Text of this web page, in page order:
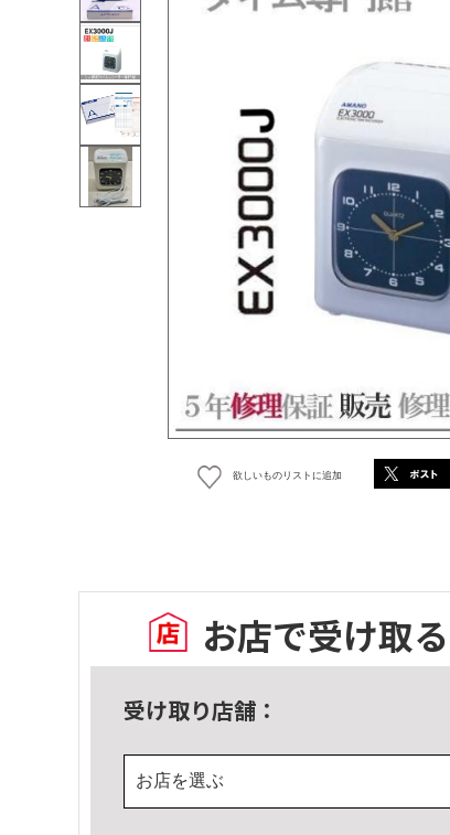
欲しいものリストに追加
お店で受け取る
受け取り店舗：
お店を選ぶ